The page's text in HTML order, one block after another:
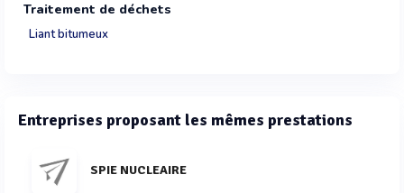
Traitement de déchets
Liant bitumeux
Entreprises proposant les mêmes prestations
SPIE NUCLEAIRE